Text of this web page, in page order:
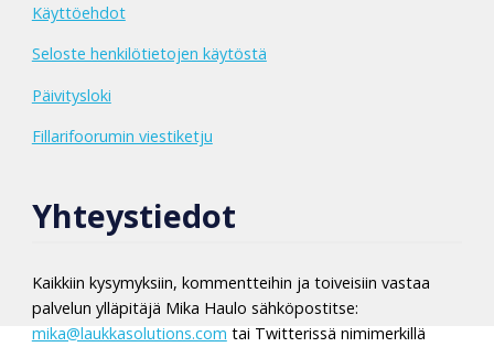
Käyttöehdot
Seloste henkilötietojen käytöstä
Päivitysloki
Fillarifoorumin viestiketju
Yhteystiedot
Kaikkiin kysymyksiin, kommentteihin ja toiveisiin vastaa
palvelun ylläpitäjä Mika Haulo sähköpostitse:
mika@laukkasolutions.com tai Twitterissä nimimerkillä